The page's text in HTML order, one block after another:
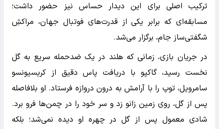
ترکیب اصلی برای این دیدار حساس نیز حضور داشت؛
مسابقه‌ای که برابر یکی از قدرت‌های فوتبال جهان، مراکشِ
شگفتی‌ساز جام، برگزار می‌شد.
در جریان بازی، زمانی که هلند در یک ضدحمله سریع به گل
نخست رسید، گاکپو با دریافت پاس دقیق از کریسیونسو
سامرویل، توپ را با آرامش به درون دروازه فرستاد. او بلافاصله
پس از گل، روی زمین زانو زد و سر خود را در چمن‌ها فرو برد.
شادی معمول پس از گل در چهره او دیده نمی‌شد؛ بلکه